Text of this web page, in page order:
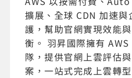
擴展、全球 CDN 加速與
護，幫助官網實現效能
衡。 羽昇國際擁有
隊，提供官網上雲評估
案，一站式完成上雲轉型